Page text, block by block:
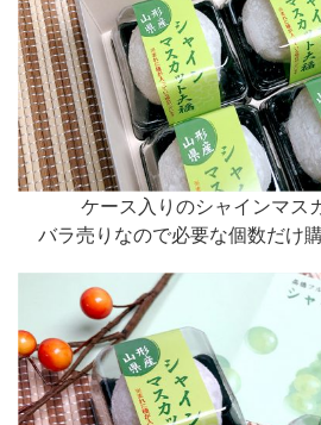
ケース入りのシャインマス
バラ売りなので必要な個数だけ